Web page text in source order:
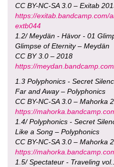
CC BY-NC-SA 3.0 – Exitab
https://exitab.bandcamp.com/
extb044
1.2/ Meydän - Hävor - 01
Glimpse of Eternity – Meydän
CC BY 3.0 – 2018
https://
1.3 Polyphonics - Secret
Far and Away – Polyphonics
CC BY-NC-SA 3.0 – Mahorka
https://
1.4/ Polyphonics - Secret
Like a Song – Polyphonics
CC BY-NC-SA 3.0 – Mahorka
https://
1.5/ Spectateur - Traveling